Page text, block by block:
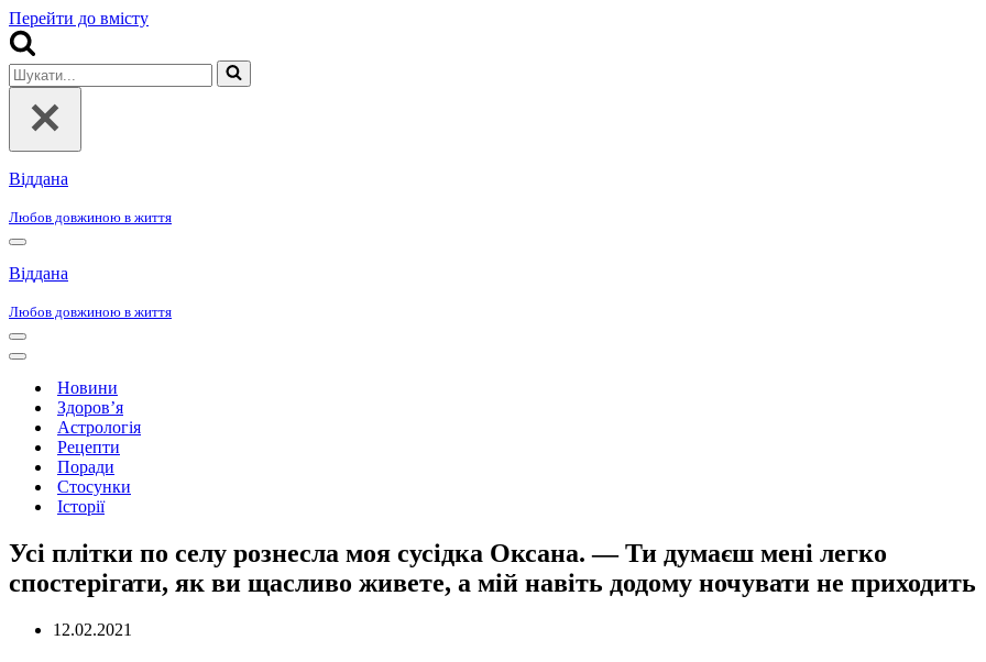
Перейти до вмісту
Шукати...
Віддана
Любов довжиною в життя
Меню
навігації
Віддана
Любов довжиною в життя
Меню
навігації
Меню
навігаціїНовини
Здоров’я
Астрологія
Рецепти
Поради
Стосунки
Історії
Усі плітки по селу рознесла моя сусідка Оксана. — Ти думаєш мені легко
спостерігати, як ви щасливо живете, а мій навіть додому ночувати не приходить
12.02.2021